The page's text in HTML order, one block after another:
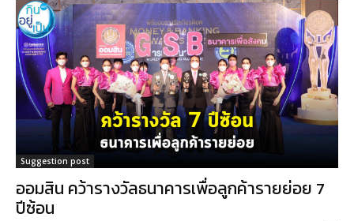
Suggestion post
ออมสิน คว้ารางวัลธนาคารเพื่อลูกค้ารายย่อย 7
ปีซ้อน